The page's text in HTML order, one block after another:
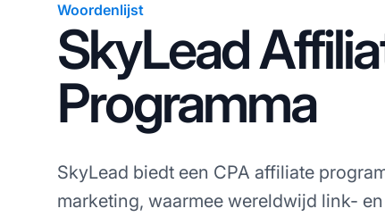
Woordenlijst
SkyLead
Programma
SkyLead biedt een CPA affiliate
marketing, waarmee wereldwijd link-